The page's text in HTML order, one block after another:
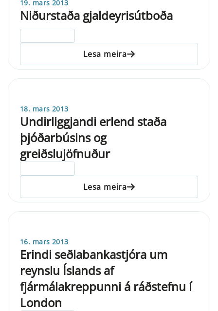
19. mars 2013
Niðurstaða gjaldeyrisútboða
Lesa meira
18. mars 2013
Undirliggjandi erlend staða
þjóðarbúsins og
greiðslujöfnuður
Lesa meira
16. mars 2013
Erindi seðlabankastjóra um
reynslu Íslands af
fjármálakreppunni á ráðstefnu í
London